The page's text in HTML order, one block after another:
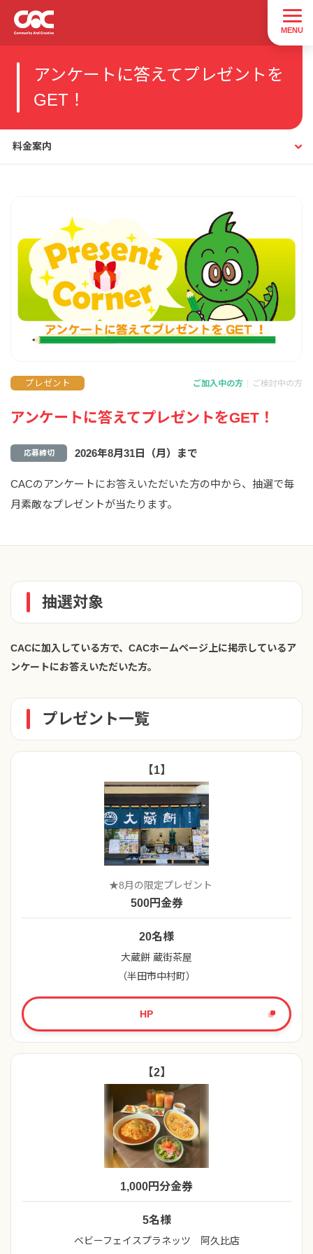
アンケートに答えてプレゼントを
GET！
料金案内
プレゼント ご加入中の方 ご検討中の方
アンケートに答えてプレゼントをGET！
応募締切 2026年8月31日（月）まで
CACのアンケートにお答えいただいた方の中から、抽選で毎
月素敵なプレゼントが当たります。
抽選対象
CACに加入している方で、CACホームページ上に掲示しているア
ンケートにお答えいただいた方。
プレゼント一覧
【1】
★8月の限定プレゼント
500円金券
20名様
大蔵餅 蔵街茶屋
（半田市中村町）
HP
【2】
1,000円分金券
5名様
ベビーフェイスプラネッツ 阿久比店